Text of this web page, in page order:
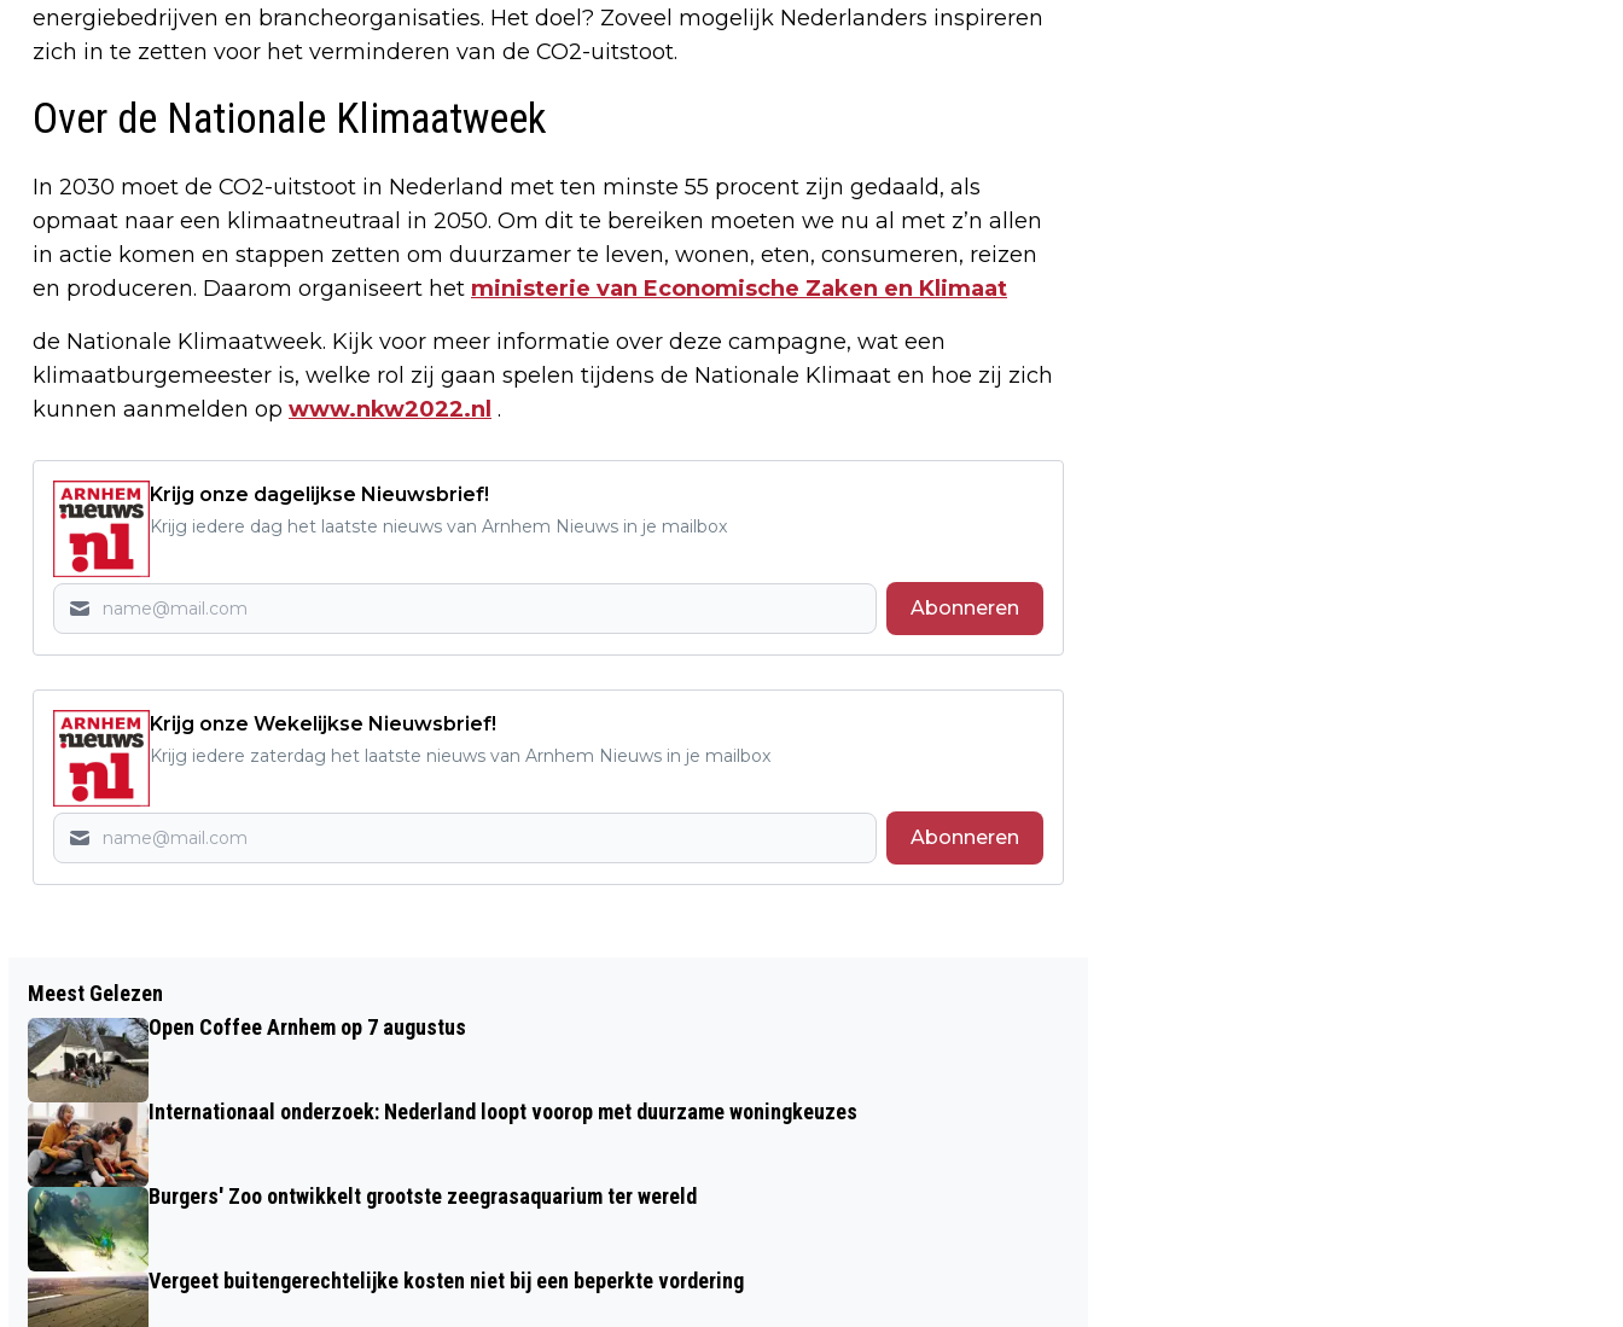
energiebedrijven en brancheorganisaties. Het doel? Zoveel mogelijk Nederlanders inspireren
zich in te zetten voor het verminderen van de CO2-uitstoot.
Over de Nationale Klimaatweek
In 2030 moet de CO2-uitstoot in Nederland met ten minste 55 procent zijn gedaald, als
opmaat naar een klimaatneutraal in 2050. Om dit te bereiken moeten we nu al met z’n allen
in actie komen en stappen zetten om duurzamer te leven, wonen, eten, consumeren, reizen
en produceren. Daarom organiseert het ministerie van Economische Zaken en Klimaat
de Nationale Klimaatweek. Kijk voor meer informatie over deze campagne, wat een
klimaatburgemeester is, welke rol zij gaan spelen tijdens de Nationale Klimaat en hoe zij zich
kunnen aanmelden op www.nkw2022.nl .
Krijg onze dagelijkse Nieuwsbrief!
Krijg iedere dag het laatste nieuws van Arnhem Nieuws in je mailbox
Abonneren
Krijg onze Wekelijkse Nieuwsbrief!
Krijg iedere zaterdag het laatste nieuws van Arnhem Nieuws in je mailbox
Abonneren
KAARTVERKOOP NIEUW
CABARETSEIZOEN POSTTHEATER
GESTART
Meest Gelezen
Open Coffee Arnhem op 7 augustus
Internationaal onderzoek: Nederland loopt voorop met duurzame woningkeuzes
Burgers' Zoo ontwikkelt grootste zeegrasaquarium ter wereld
Vergeet buitengerechtelijke kosten niet bij een beperkte vordering